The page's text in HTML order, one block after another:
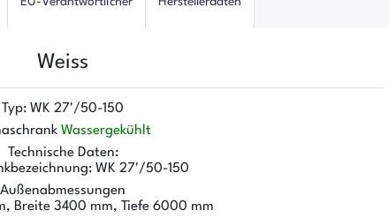
Weiss
Typ: WK 27'/50-150
Wassergekühlt
Technische Daten:
WK 27'/50-150
Außenabmessungen
Breite 3400 mm, Tiefe 6000 mm